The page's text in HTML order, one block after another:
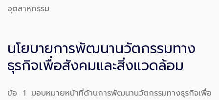
อุตสาหกรรม
นโยบายการพัฒนานวัตกรรมทาง
ธุรกิจเพื่อสังคมและสิ่งแวดล้อม
ข้อ 1 มอบหมายหน้าที่ด้านการพัฒนานวัตกรรมทางธุรกิจเพื่อ